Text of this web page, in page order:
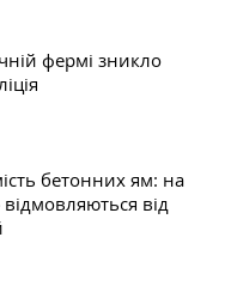
фермі зникло
бетонних ям: на
відмовляються від